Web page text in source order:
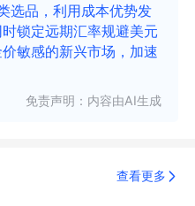
选品，利用成本优势发
锁定远期汇率规避美元
敏感的新兴市场，加速
免责声明：内容由AI生成
查看更多